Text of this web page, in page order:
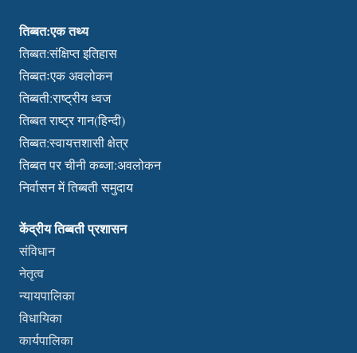
तिब्बत:एक तथ्य
तिब्बत:संक्षिप्त इतिहास
तिब्बतःएक अवलोकन
तिब्बती:राष्ट्रीय ध्वज
तिब्बत राष्ट्र गान(हिन्दी)
तिब्बत:स्वायत्तशासी क्षेत्र
तिब्बत पर चीनी कब्जा:अवलोकन
निर्वासन में तिब्बती समुदाय
केंद्रीय तिब्बती प्रशासन
संविधान
नेतृत्व
न्यायपालिका
विधायिका
कार्यपालिका